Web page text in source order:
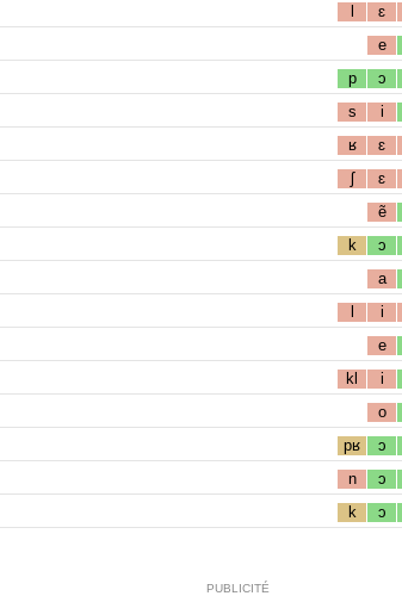
l ɛ
e
p ɔ
s i
ʁ ɛ
ʃ ɛ
ẽ
k ɔ
a
l i
e
kl i
o
pʁ ɔ
n ɔ
k ɔ
PUBLICITÉ